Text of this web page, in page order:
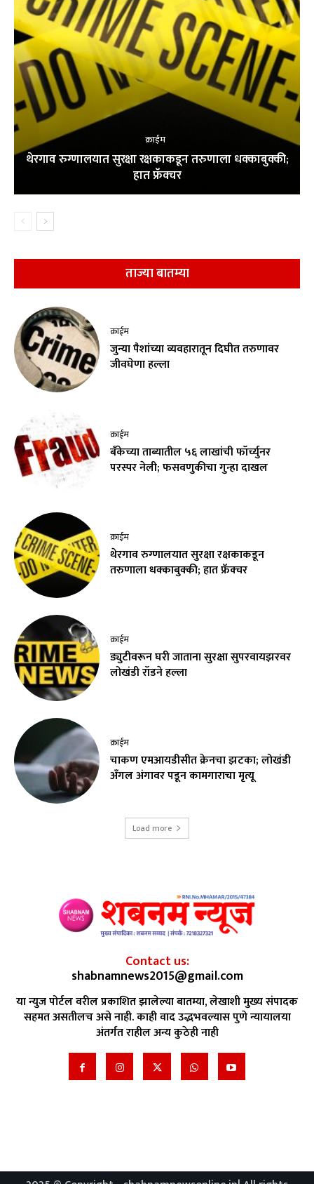
क्राईम
थेरगाव रुग्णालयात सुरक्षा रक्षकाकडून तरुणाला धक्काबुक्की;
हात फ्रॅक्चर
ताज्या बातम्या
क्राईम
जुन्या पैशांच्या व्यवहारातून दिघीत तरुणावर
जीवघेणा हल्ला
क्राईम
बँकेच्या ताब्यातील ५६ लाखांची फॉर्च्युनर
परस्पर नेली; फसवणुकीचा गुन्हा दाखल
क्राईम
थेरगाव रुग्णालयात सुरक्षा रक्षकाकडून
तरुणाला धक्काबुक्की; हात फ्रॅक्चर
क्राईम
ड्युटीवरून घरी जाताना सुरक्षा सुपरवायझरवर
लोखंडी रॉडने हल्ला
क्राईम
चाकण एमआयडीसीत क्रेनचा झटका; लोखंडी
अँगल अंगावर पडून कामगाराचा मृत्यू
Load more
Contact us:
shabnamnews2015@gmail.com
या न्युज पोर्टल वरील प्रकाशित झालेल्या बातम्या, लेखाशी मुख्य संपादक
सहमत असतीलच असे नाही. काही वाद उद्भभवल्यास पुणे न्यायालया
अंतर्गत राहील अन्य कुठेही नाही